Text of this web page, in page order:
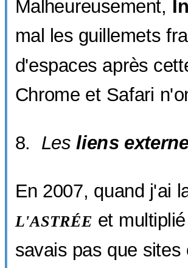
Malheureusement,
mal les guillemets
d'espaces après
Chrome et Safari
Lesliens
En 2007, quand j'ai
L'ASTRÉE et
savais pas que